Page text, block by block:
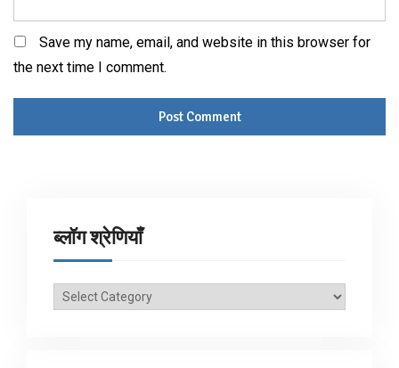
Save my name, email, and website in this browser for
the next time I comment.
ब्लॉग श्रेणियाँ
ब्लॉग